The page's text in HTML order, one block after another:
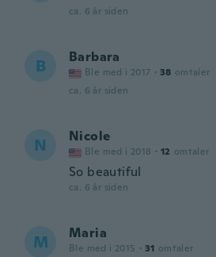
ca. 6 år siden
B Barbara
Ble med i 2017 · 38 omtaler
ca. 6 år siden
N Nicole
Ble med i 2018 · 12 omtaler
So beautiful
ca. 6 år siden
M Maria
Ble med i 2015 · 31 omtaler